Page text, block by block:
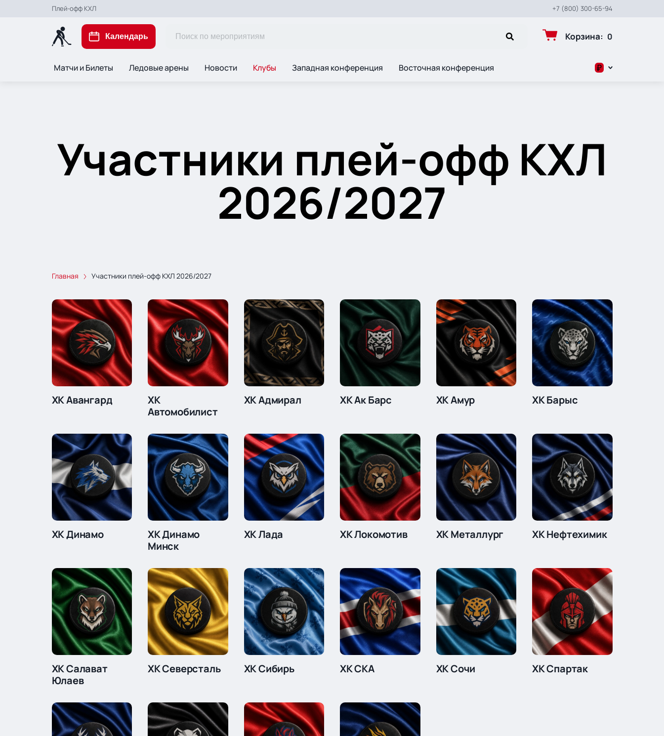
Плей-офф КХЛ +7 (800) 300-65-94
Календарь Корзина: 0
Матчи и Билеты Ледовые арены Новости Клубы Западная конференция Восточная конференция ₽
Участники плей-офф КХЛ
2026/2027
Главная Участники плей-офф КХЛ 2026/2027
ХК Авангард
ХК
Автомобилист
ХК Адмирал ХК Ак Барс ХК Амур ХК Барыс
ХК Динамо
ХК Динамо
Минск
ХК Лада ХК Локомотив ХК Металлург ХК Нефтехимик
ХК Салават
Юлаев
ХК Северсталь ХК Сибирь ХК СКА ХК Сочи ХК Спартак